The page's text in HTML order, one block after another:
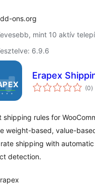
ons.org
mint 10 aktív
6.9.6
Erapex
(0)
shipping rules for
weight-based, value-
shipping with automatic
detection.